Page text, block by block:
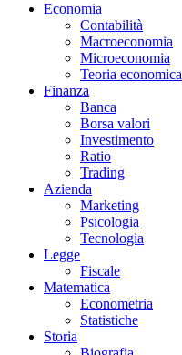
Economia
Contabilità
Macroeconomia
Microeconomia
Teoria economica
Finanza
Banca
Borsa valori
Investimento
Ratio
Trading
Azienda
Marketing
Psicologia
Tecnologia
Legge
Fiscale
Matematica
Econometria
Statistiche
Storia